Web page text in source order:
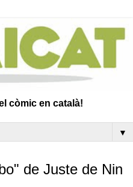
còmic en català!
▼
de Juste de Nin